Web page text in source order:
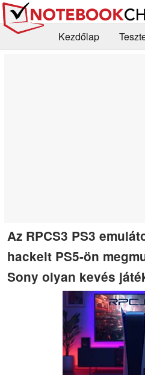
Kezdőlap
Az RPCS3 PS3
hackelt PS5-ön
Sony olyan kevés